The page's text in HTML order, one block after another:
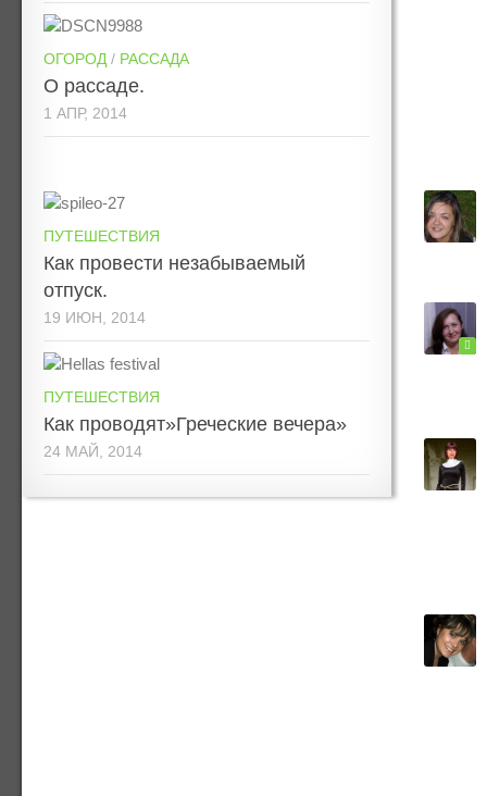
ОГОРОД / РАССАДА
О рассаде.
1 АПР, 2014
ПУТЕШЕСТВИЯ
Как провести незабываемый
отпуск.
19 ИЮН, 2014
ПУТЕШЕСТВИЯ
Как проводят»Греческие вечера»
24 МАЙ, 2014